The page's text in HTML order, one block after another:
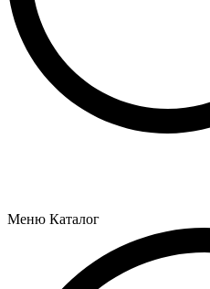
Меню Каталог